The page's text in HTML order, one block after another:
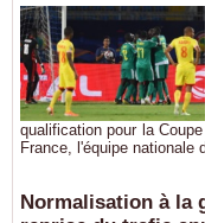
qualification pour la
France, l'équipe nationale
Normalisation à la